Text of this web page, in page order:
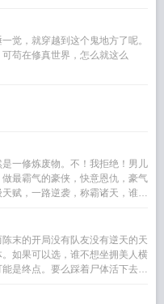
觉，就穿越到这个鬼地方了呢。
苟在修真世界，怎么就这么
一修炼废物。不！我拒绝！男儿
最霸气的豪侠，快意恩仇，豪气
赋，一路逆袭，称霸诸天，谁与
末的开局没有队友没有逆天的天
如果可以选，谁不想坐拥美人横
是终点。要么踩着尸体活下去，